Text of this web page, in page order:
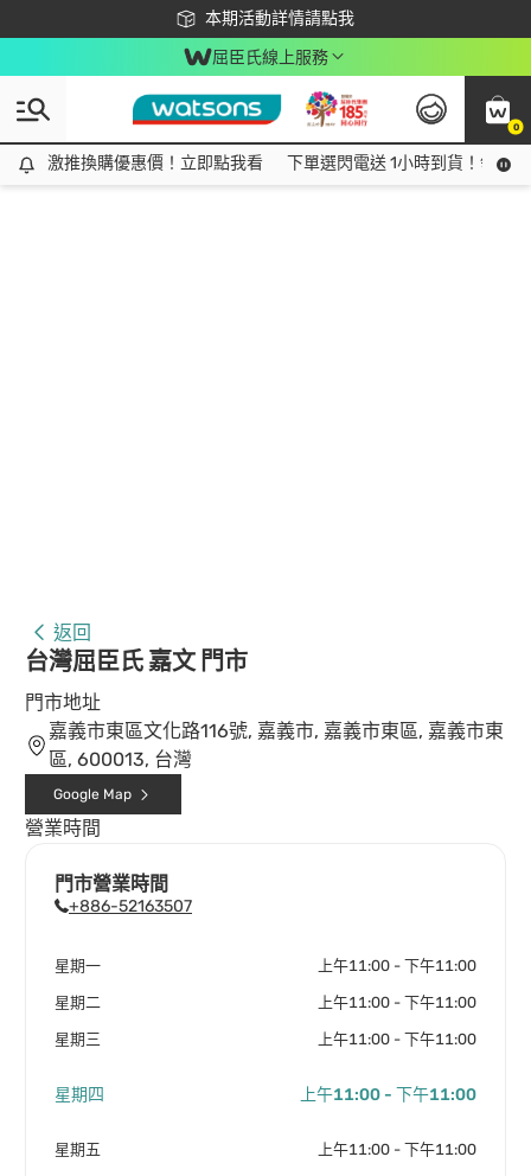
本期活動詳情請點我
下載app最高回饋$350
屈臣氏線上服務
0
激推換購優惠價！立即點我看
激推換購優惠價！立即點我看 下單選閃電送 1小時到貨！領神
返回
台灣屈臣氏 嘉文 門市
門市地址
嘉義市東區文化路116號, 嘉義市, 嘉義市東區, 嘉義市東
區, 600013, 台灣
Google Map
營業時間
門市營業時間
+886-52163507
星期一 上午11:00 - 下午11:00
星期二 上午11:00 - 下午11:00
星期三 上午11:00 - 下午11:00
星期四 上午11:00 - 下午11:00
星期五 上午11:00 - 下午11:00